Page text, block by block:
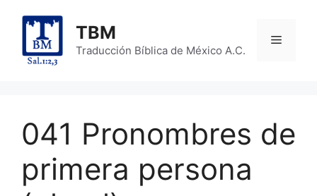
content
TBM
Traducción Bíblica de México A.C.
Menu
041 Pronombres de
primera persona